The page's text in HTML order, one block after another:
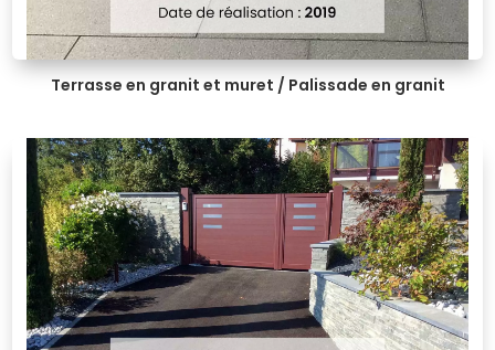
Terrasse en granit et muret / Palissade en granit